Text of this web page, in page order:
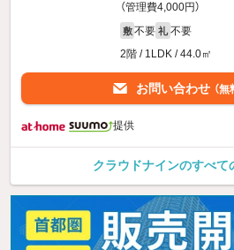
（管理費4,000円）
敷 不要 礼 不要
2階 / 1LDK / 44.0㎡
お問い合わせ （無
提供
クラウドナインのすべて